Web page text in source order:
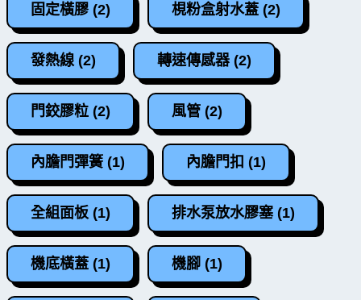
固定橫膠 (2) 梘粉盒射水蓋 (2)
發熱線 (2) 轉速傳感器 (2)
門鉸膠粒 (2) 風管 (2)
內膽門彈簧 (1) 內膽門扣 (1)
全組面板 (1) 排水泵放水膠塞 (1)
機底橫蓋 (1) 機腳 (1)